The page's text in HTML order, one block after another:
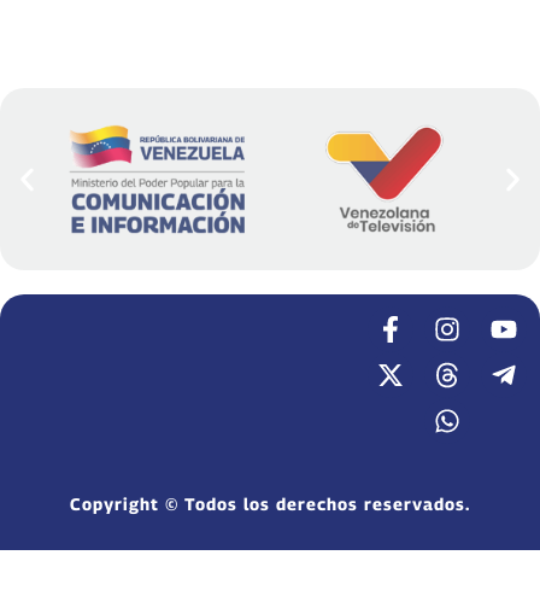
Copyright © Todos los derechos reservados.